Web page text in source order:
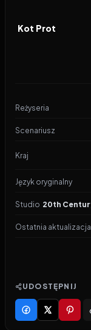
FILM
Kot Prot
Reżyseria
Scenariusz
Kraj
Język oryginalny
Studio 20th
Ostatnia aktualizacja
UDOSTĘPNIJ